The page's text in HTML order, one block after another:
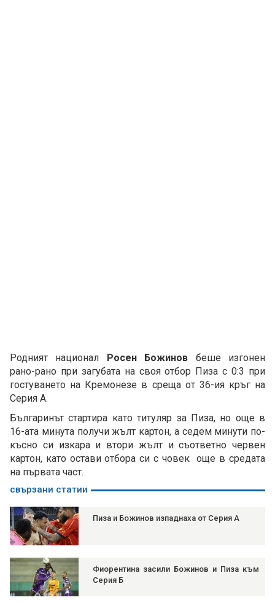
Родният национал Росен Божинов беше изгонен
рано-рано при загубата на своя отбор Пиза с 0:3 при
гостуването на Кремонезе в среща от 36-ия кръг на
Серия А.
Българинът стартира като титуляр за Пиза, но още в
16-ата минута получи жълт картон, а седем минути по-
късно си изкара и втори жълт и съответно червен
картон, като остави отбора си с човек още в средата
на първата част.
свързани статии
Пиза и Божинов изпаднаха от Серия А
Фиорентина засили Божинов и Пиза към
Серия Б